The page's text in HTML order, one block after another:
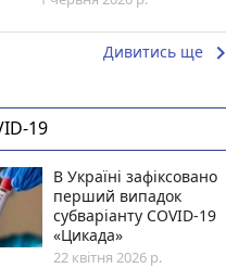
Дивитись ще keyboard_arrow_right
19
В Україні зафіксовано
перший випадок
субваріанту COVID-19
«Цикада»
22 квітня 2026 р.